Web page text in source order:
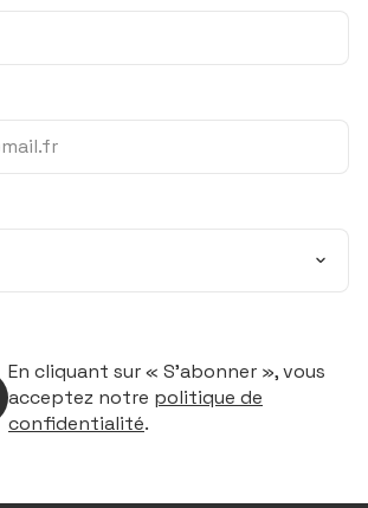
En cliquant sur « S’abonner », vous
acceptez notre politique de
confidentialité.